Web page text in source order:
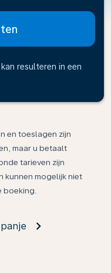
resulteren in een
en toeslagen zijn
maar u betaalt
tarieven zijn
kunnen mogelijk niet
boeking.